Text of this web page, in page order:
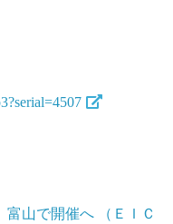
山で開催へ （ＥＩＣ